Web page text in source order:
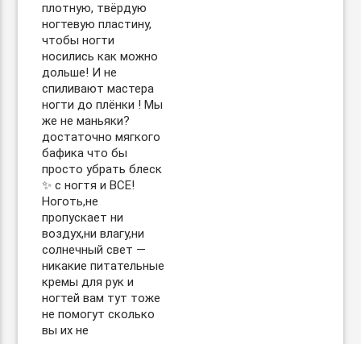
плотную, твёрдую
ногтевую пластину,
чтобы ногти
носились как можно
дольше! И не
спиливают мастера
ногти до плёнки ! Мы
же не маньяки?
достаточно мягкого
бафика что бы
просто убрать блеск
✨ с ногтя и ВСЕ!
Ноготь,не
пропускает ни
воздух,ни влагу,ни
солнечный свет —
никакие питательные
кремы для рук и
ногтей вам тут тоже
не помогут сколько
вы их не